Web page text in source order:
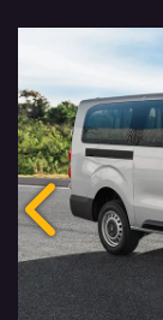
Anterior